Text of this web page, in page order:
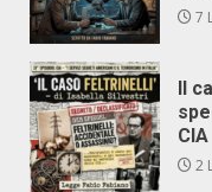
7
Il
CIA
2